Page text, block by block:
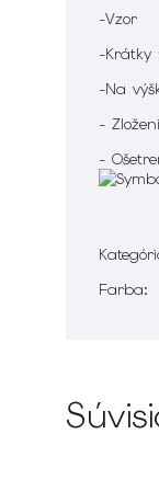
-Vzor
-Krátky
-Na
-
-
Farba: